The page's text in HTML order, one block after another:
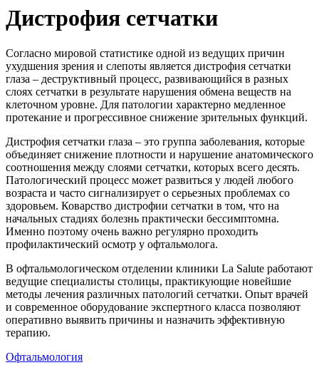
Дистрофия сетчатки
Согласно мировой статистике одной из ведущих причин
ухудшения зрения и слепоты является дистрофия сетчатки
глаза – деструктивный процесс, развивающийся в разных
слоях сетчатки в результате нарушения обмена веществ на
клеточном уровне. Для патологии характерно медленное
протекание и прогрессивное снижение зрительных функций.
Дистрофия сетчатки глаза – это группа заболевания, которые
объединяет снижение плотности и нарушение анатомического
соотношения между слоями сетчатки, которых всего десять.
Патологический процесс может развиться у людей любого
возраста и часто сигнализирует о серьезных проблемах со
здоровьем. Коварство дистрофии сетчатки в том, что на
начальных стадиях болезнь практически бессимптомна.
Именно поэтому очень важно регулярно проходить
профилактический осмотр у офтальмолога.
В офтальмологическом отделении клиники La Salute работают
ведущие специалисты столицы, практикующие новейшие
методы лечения различных патологий сетчатки. Опыт врачей
и современное оборудование экспертного класса позволяют
оперативно выявить причины и назначить эффективную
терапию.
Офтальмология